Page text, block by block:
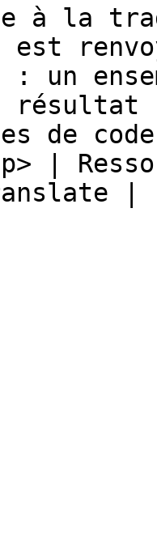
à la
est
: un
de
|